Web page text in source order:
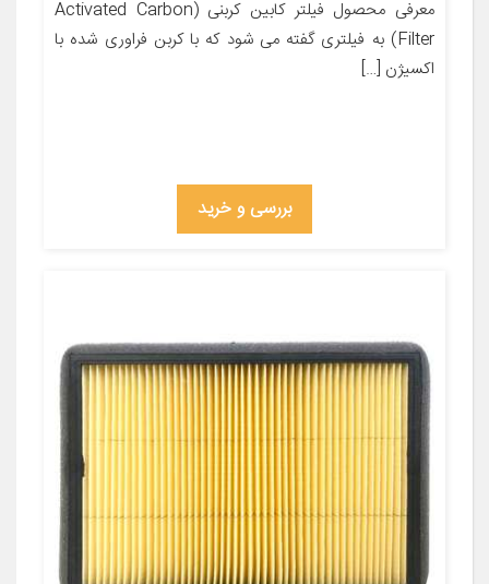
معرفی محصول فیلتر کابین کربنی (Activated Carbon
Filter) به فیلتری گفته می شود که با کربن فراوری شده با
اکسیژن […]
بررسی و خرید